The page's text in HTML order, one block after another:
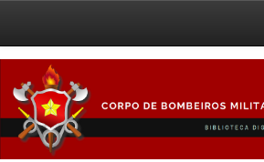
navigation